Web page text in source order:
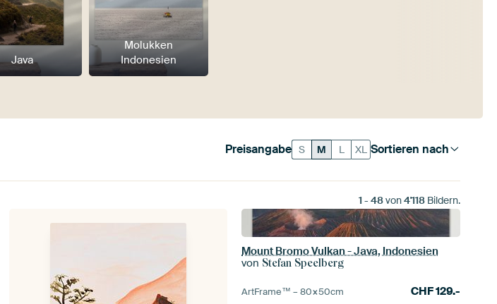
Java
Molukken
Indonesien
Sortieren nach
Preisangabe S M L XL
1 - 48von4'118Bildern.
Mount Bromo Vulkan - Java, Indonesien
von Stefan Speelberg
ArtFrame™ –80×50cm CHF129.-